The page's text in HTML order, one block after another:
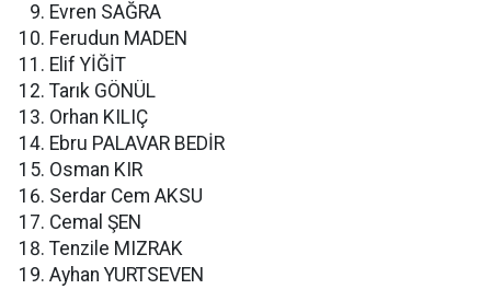
Evren SAĞRA
Ferudun MADEN
Elif YİĞİT
Tarık GÖNÜL
Orhan KILIÇ
Ebru PALAVAR BEDİR
Osman KIR
Serdar Cem AKSU
Cemal ŞEN
Tenzile MIZRAK
Ayhan YURTSEVEN